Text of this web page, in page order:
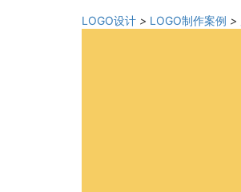
LOGO设计 > LOGO制作案例 >